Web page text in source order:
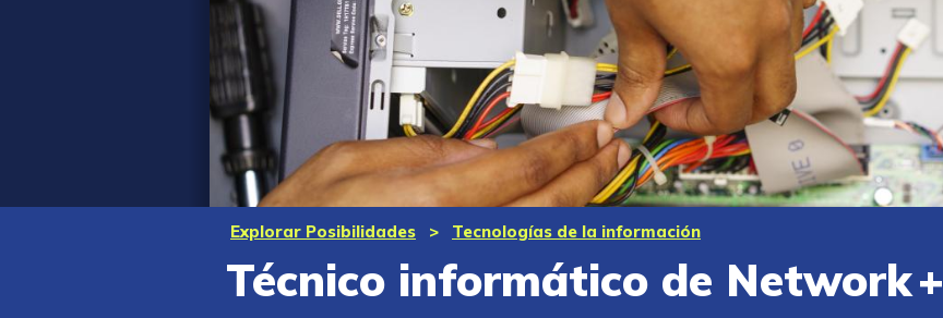
Explorar Posibilidades > Tecnologías de la información
Técnico informático de Network +